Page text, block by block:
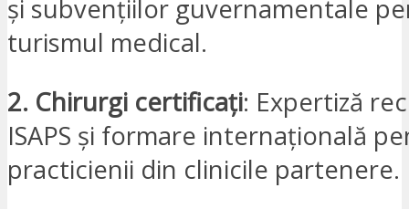
și subvențiilor guvernamentale
turismul medical.
2. Chirurgi certificați: Expertiză
ISAPS și formare internațională
practicienii din clinicile partenere.